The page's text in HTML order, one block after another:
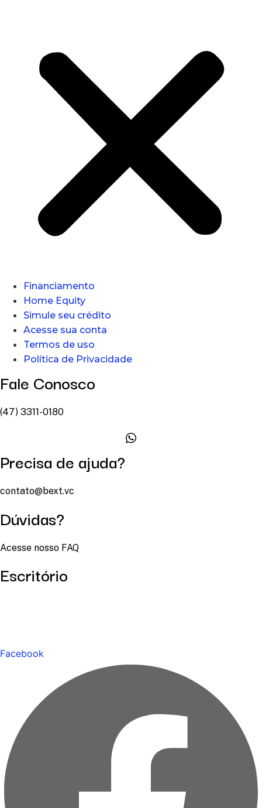
Financiamento
Home Equity
Simule seu crédito
Acesse sua conta
Termos de uso
Política de Privacidade
Fale Conosco
(47) 3311-0180
Precisa de ajuda?
contato@bext.vc
Dúvidas?
Acesse nosso FAQ
Escritório
Facebook